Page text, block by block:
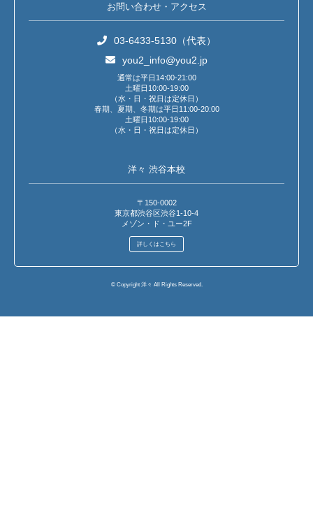
お問い合わせ・アクセス
03-6433-5130（代表）
you2_info@you2.jp
通常は平日14:00-21:00
土曜日10:00-19:00
（水・日・祝日は定休日）
春期、夏期、冬期は平日11:00-20:00
土曜日10:00-19:00
（水・日・祝日は定休日）
洋々 渋谷本校
〒150-0002
東京都渋谷区渋谷1-10-4
メゾン・ド・ユー2F
詳しくはこちら
© Copyright 洋々 All Rights Reserved.